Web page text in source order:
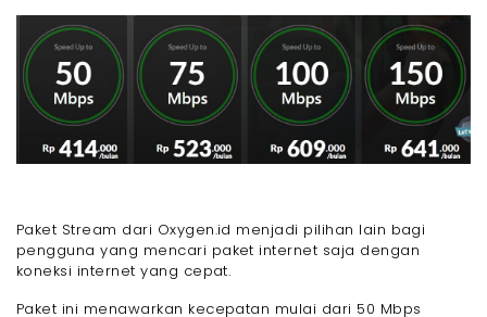
Paket Stream dari Oxygen.id menjadi pilihan lain bagi
pengguna yang mencari paket internet saja dengan
koneksi internet yang cepat.
Paket ini menawarkan kecepatan mulai dari 50 Mbps